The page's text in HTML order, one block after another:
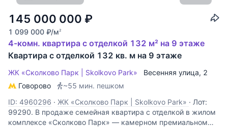
145 000 000 ₽
1 099 000 ₽/м2
4-комн. квартира с отделкой 132 м² на 9 этаже
Квартира с отделкой 132 кв. м на 9 этаже
ЖК «Сколково Парк | Skolkovo Park» Весенняя улица, 2
Говорово
~55 мин. пешком
ID: 4960296 · ЖК «Сколково Парк | Skolkovo Park» · Лот:
99290. В продаже семейная квартира с отделкой в жилом
комплексе «Сколково Парк» — камерном премиальном